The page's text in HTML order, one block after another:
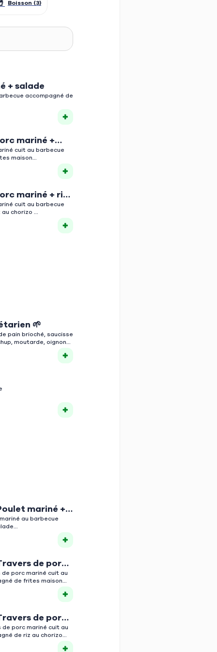
Boisson (3)
+ salade
accompagné de
mariné +
cuit au barbecue
maison
mariné + riz
cuit au barbecue
chorizo
🌱
pain brioché, saucisse
moutarde, oignons
mariné +
au barbecue
de porc
maison
de porc mariné cuit au
de frites maison
de porc
chorizo
de porc mariné cuit au
de riz au chorizo